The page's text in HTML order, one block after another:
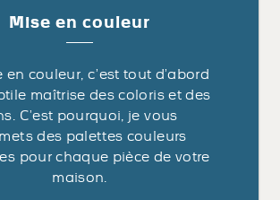
Mise en couleur
en couleur, c’est tout d’abord
maîtrise des coloris et des
C’est pourquoi, je vous
des palettes couleurs
pour chaque pièce de votre
maison.